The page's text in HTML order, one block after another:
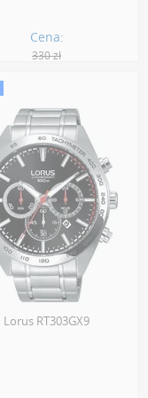
Cena:
330 zł
Lorus RT303GX9